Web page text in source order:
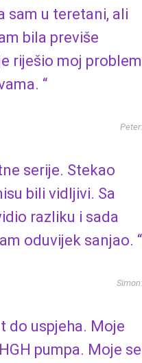
sam u teretani, ali
bila previše
riješio moj problem
“
Peter:
serije. Stekao
bili vidljivi. Sa
razliku i sada
oduvijek sanjao. “
Simon:
do uspjeha. Moje
pumpa. Moje se